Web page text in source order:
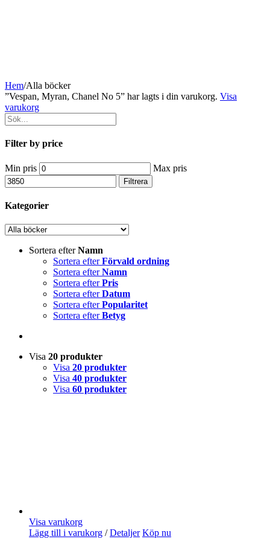
Hem/Alla böcker
”Vespan, Myran, Chanel No 5” har lagts i din varukorg. Visa
varukorg
Filter by price
Min pris Max pris
Filtrera
Kategorier
Sortera efterNamn
Sortera efterFörvald ordning
Sortera efterNamn
Sortera efterPris
Sortera efterDatum
Sortera efterPopularitet
Sortera efterBetyg
Visa 20 produkter
Visa 20 produkter
Visa 40 produkter
Visa 60 produkter
Visa varukorg
Lägg till i varukorg / Detaljer Köp nu